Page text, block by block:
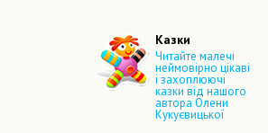
Казки
Читайте малечі
неймовірно цікаві
і захоплюючі
казки від нашого
автора Олени
Кукуєвицької